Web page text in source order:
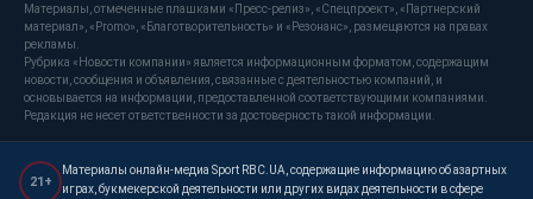
Материалы, отмеченные плашками «Пресс-релиз», «Спецпроект», «Партнерский
материал», «Promo», «Благотворительность» и «Резонанс», размещаются на правах
рекламы.
Рубрика «Новости компании» является информационным форматом, содержащим
новости, сообщения и объявления, связанные с деятельностью компаний, и
основывается на информации, предоставленной соответствующими компаниями.
Редакция не несет ответственности за достоверность такой информации.
21+
Материалы онлайн-медиа Sport RBC.UA, содержащие информацию об азартных
играх, букмекерской деятельности или других видах деятельности в сфере